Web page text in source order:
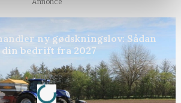
ny gødskningslov: Sådan
bedrift fra 2027
Annonce
Loading...